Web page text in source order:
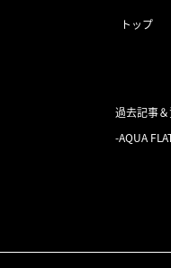
トップ
過去記事
AQUA